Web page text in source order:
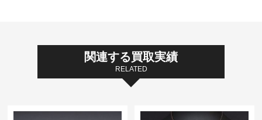
関連する買取実績
RELATED